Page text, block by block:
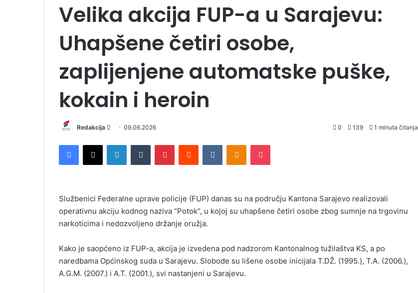
Velika akcija FUP-a u Sarajevu:
Uhapšene četiri osobe,
zaplijenjene automatske puške,
kokain i heroin
Redakcija
d
e
m
a
l
09.06.2026 0 139 1 minuta čitanja
Službenici Federalne uprave policije (FUP) danas su na području Kantona Sarajevo realizovali
operativnu akciju kodnog naziva “Potok”, u kojoj su uhapšene četiri osobe zbog sumnje na trgovinu
narkoticima i nedozvoljeno držanje oružja.
Kako je saopćeno iz FUP-a, akcija je izvedena pod nadzorom Kantonalnog tužilaštva KS, a po
naredbama Općinskog suda u Sarajevu. Slobode su lišene osobe inicijala T.DŽ. (1995.), T.A. (2006.),
A.G.M. (2007.) i A.T. (2001.), svi nastanjeni u Sarajevu.